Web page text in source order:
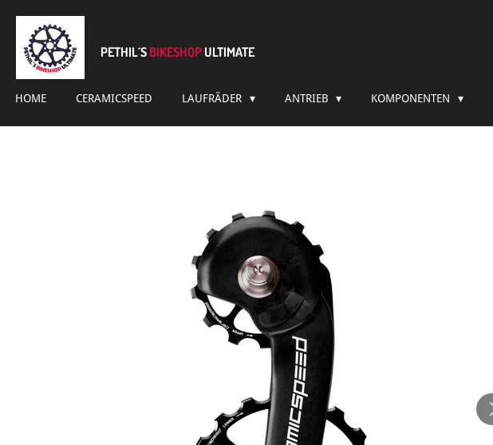
Zum
Hauptinhalt
springen
PETHIL´S BIKESHOP ULTIMATE
HOME CERAMICSPEED LAUFRÄDER ANTRIEB KOMPONENTEN